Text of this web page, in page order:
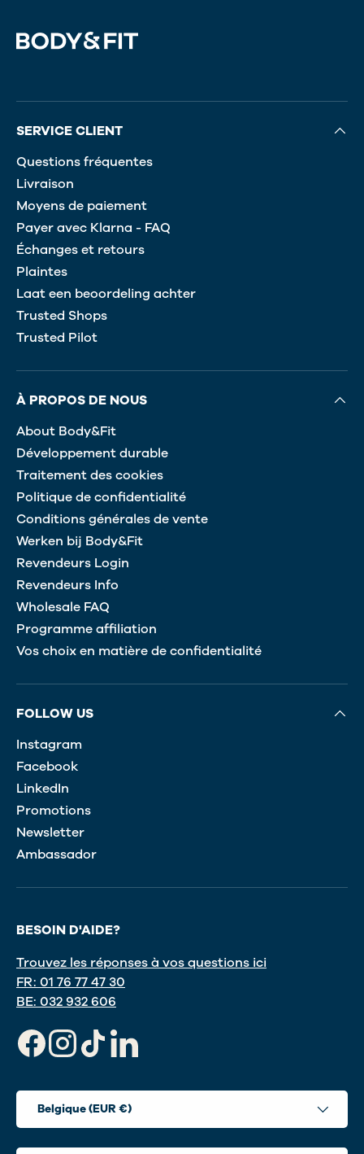
SERVICE CLIENT
Questions fréquentes
Livraison
Moyens de paiement
Payer avec Klarna - FAQ
Échanges et retours
Plaintes
Laat een beoordeling achter
Trusted Shops
Trusted Pilot
À PROPOS DE NOUS
About Body&Fit
Développement durable
Traitement des cookies
Politique de confidentialité
Conditions générales de vente
Werken bij Body&Fit
Revendeurs Login
Revendeurs Info
Wholesale FAQ
Programme affiliation
Vos choix en matière de confidentialité
FOLLOW US
Instagram
Facebook
LinkedIn
Promotions
Newsletter
Ambassador
BESOIN D'AIDE?
Trouvez les réponses à vos questions ici
FR: 01 76 77 47 30
BE: 032 932 606
FacebookInstagram
TikTokLinkedIn
Pays
Belgique (EUR €)